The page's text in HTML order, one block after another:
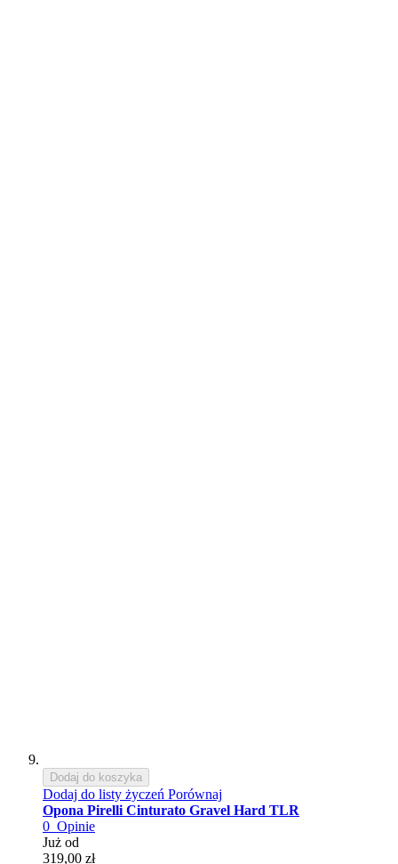
Dodaj do koszyka
Dodaj do listy życzeń Porównaj
Opona Pirelli Cinturato Gravel Hard TLR
0 Opinie
Już od
319,00 zł